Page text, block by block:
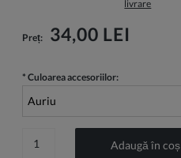
livrare
Preț: 34,00 LEI
* Culoarea accesoriilor:
Adaugă în coș